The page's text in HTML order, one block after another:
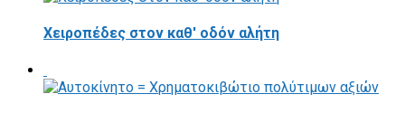
Χειροπέδες στον καθ' οδόν αλήτη